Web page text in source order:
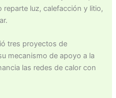
luz, calefacción y litio,
tres proyectos de
mecanismo de apoyo a la
las redes de calor con